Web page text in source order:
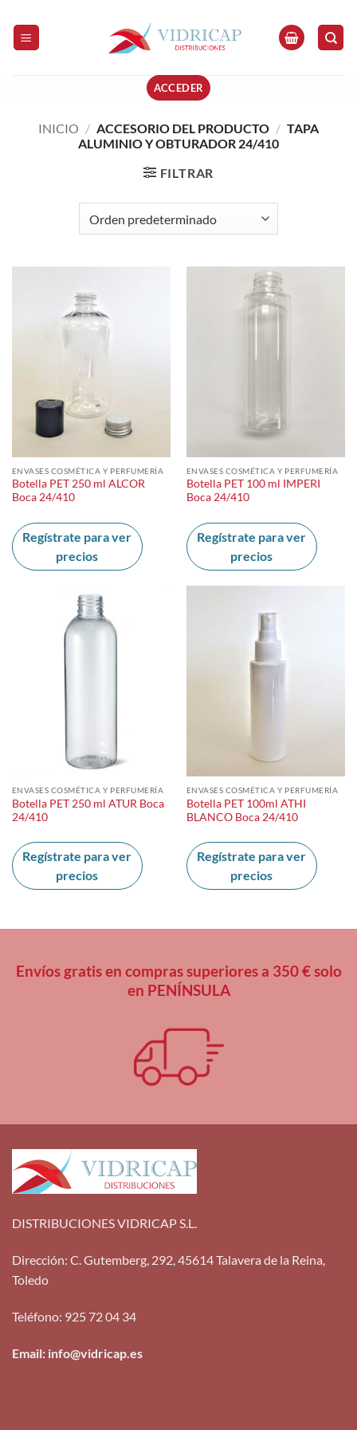
contenido
ACCEDER
INICIO / ACCESORIO DEL PRODUCTO / TAPA
ALUMINIO Y OBTURADOR 24/410
FILTRAR
ENVASES COSMÉTICA Y PERFUMERÍA
Botella PET 250 ml ALCOR
Boca 24/410
Regístrate para ver
precios
ENVASES COSMÉTICA Y PERFUMERÍA
Botella PET 100 ml IMPERI
Boca 24/410
Regístrate para ver
precios
ENVASES COSMÉTICA Y PERFUMERÍA
Botella PET 250 ml ATUR Boca
24/410
Regístrate para ver
precios
ENVASES COSMÉTICA Y PERFUMERÍA
Botella PET 100ml ATHI
BLANCO Boca 24/410
Regístrate para ver
precios
Envíos gratis en compras superiores a 350 € solo
en PENÍNSULA
DISTRIBUCIONES VIDRICAP S.L.
Dirección: C. Gutemberg, 292, 45614 Talavera de la Reina,
Toledo
Teléfono: 925 72 04 34
Email: info@vidricap.es